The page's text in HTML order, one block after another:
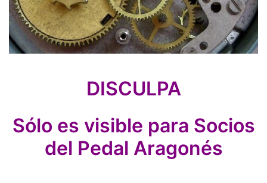
DISCULPA
Sólo es visible para Socios
del Pedal Aragonés